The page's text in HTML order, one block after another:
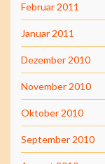
Februar 2011
Januar 2011
Dezember 2010
November 2010
Oktober 2010
September 2010